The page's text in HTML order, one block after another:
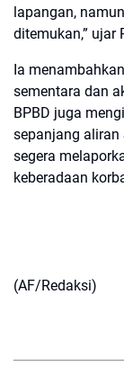
lapangan,
ditemukan,” ujar
Ia
sementara dan
BPBD juga
sepanjang aliran
segera
keberadaan
(AF/Redaksi)